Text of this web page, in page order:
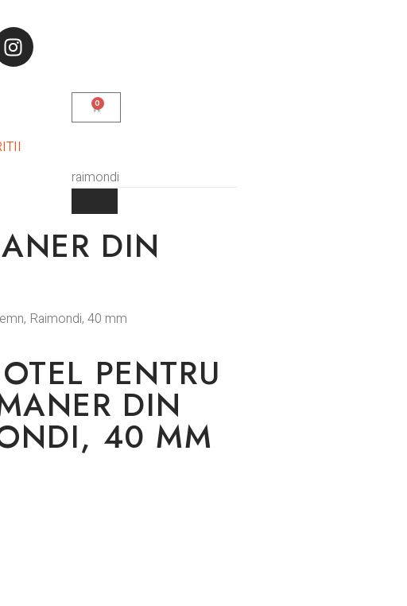
0
DIN
Raimondi, 40 mm
PENTRU
DIN
40 MM